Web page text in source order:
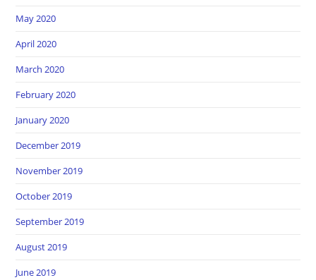
May 2020
April 2020
March 2020
February 2020
January 2020
December 2019
November 2019
October 2019
September 2019
August 2019
June 2019